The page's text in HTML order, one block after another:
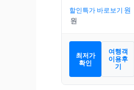
할인특가 바로보기
최저가
확인
여행객
이용후
기